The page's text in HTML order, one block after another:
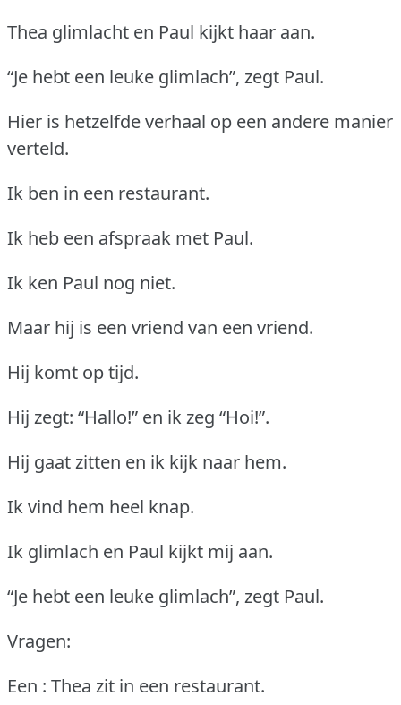
Thea glimlacht en Paul kijkt haar aan.
“Je hebt een leuke glimlach”, zegt Paul.
Hier is hetzelfde verhaal op een andere manier
verteld.
Ik ben in een restaurant.
Ik heb een afspraak met Paul.
Ik ken Paul nog niet.
Maar hij is een vriend van een vriend.
Hij komt op tijd.
Hij zegt: “Hallo!” en ik zeg “Hoi!”.
Hij gaat zitten en ik kijk naar hem.
Ik vind hem heel knap.
Ik glimlach en Paul kijkt mij aan.
“Je hebt een leuke glimlach”, zegt Paul.
Vragen:
Een : Thea zit in een restaurant.